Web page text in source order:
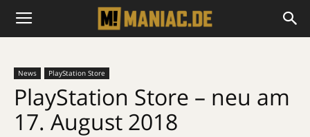
News PlayStation Store
PlayStation Store – neu am
17. August 2018